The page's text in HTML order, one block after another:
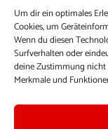
Um dir ein optimales
Cookies, um
Wenn du diesen
Surfverhalten oder
deine Zustimmung
Merkmale und
youpod.de lebt von
journalistische
veröffentliche deine
dich anmelden, um
Profil anzulegen,